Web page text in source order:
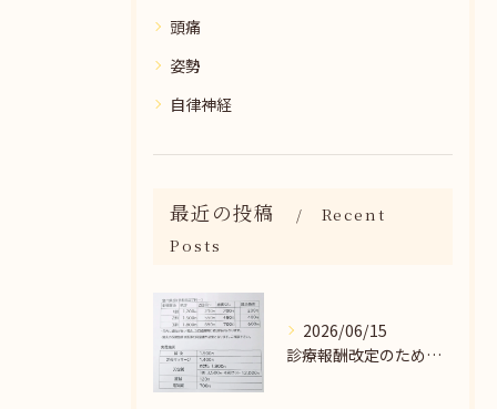
頭痛
姿勢
自律神経
最近の投稿
Recent
Posts
2026/06/15
診療報酬改定のため料金改定のお知らせ📢